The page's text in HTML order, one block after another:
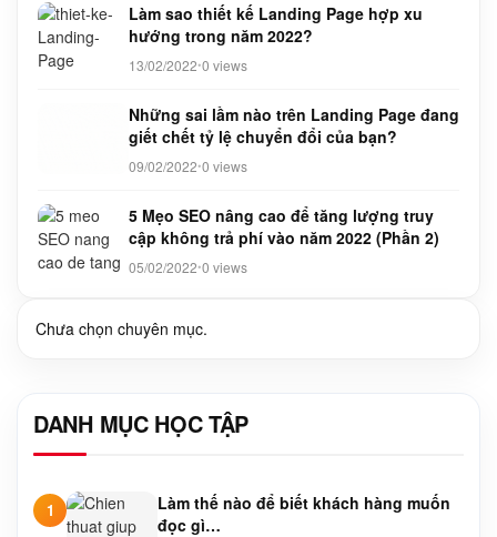
Làm sao thiết kế Landing Page hợp xu
hướng trong năm 2022?
13/02/2022•0 views
Những sai lầm nào trên Landing Page đang
giết chết tỷ lệ chuyển đổi của bạn?
09/02/2022•0 views
5 Mẹo SEO nâng cao để tăng lượng truy
cập không trả phí vào năm 2022 (Phần 2)
05/02/2022•0 views
Chưa chọn chuyên mục.
DANH MỤC HỌC TẬP
1
Làm thế nào để biết khách hàng muốn
đọc gì…